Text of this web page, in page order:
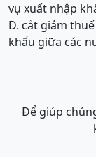
vụ xuất nhập
D. cắt giảm
khẩu giữa các
Để giúp